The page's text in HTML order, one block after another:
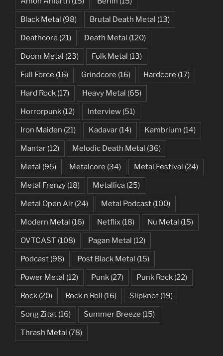
Black Metal (98) Brutal Death Metal (13)
Deathcore (21) Death Metal (120)
Doom Metal (23) Folk Metal (13)
Full Force (16) Grindcore (16) Hardcore (17)
Hard Rock (17) Heavy Metal (65)
Horrorpunk (12) Interview (51)
Iron Maiden (21) Kadavar (14) Kambrium (14)
Mantar (12) Melodic Death Metal (36)
Metal (95) Metalcore (34) Metal Festival (24)
Metal Frenzy (18) Metallica (25)
Metal Open Air (24) Metal Podcast (100)
Modern Metal (16) Netflix (18) Nu Metal (15)
OVTCAST (108) Pagan Metal (12)
Podcast (98) Post Black Metal (15)
Power Metal (12) Punk (27) Punk Rock (22)
Rock (20) Rock n Roll (16) Slipknot (19)
Song Zitat (16) Summer Breeze (15)
Thrash Metal (78)